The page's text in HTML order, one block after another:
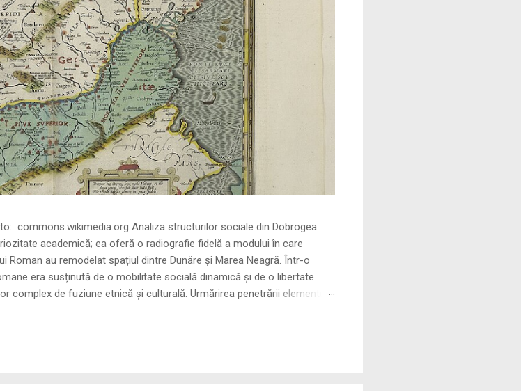
Analiza structurilor sociale din Dobrogea
academică; ea oferă o radiografie fidelă a modului în care
Roman au remodelat spațiul dintre Dunăre și Marea Neagră. Într-o
era susținută de o mobilitate socială dinamică și de o libertate
complex de fuziune etnică și culturală. Urmărirea penetrării elementului